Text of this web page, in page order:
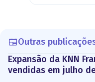
Outras
Expansão da KNN
vendidas em julho